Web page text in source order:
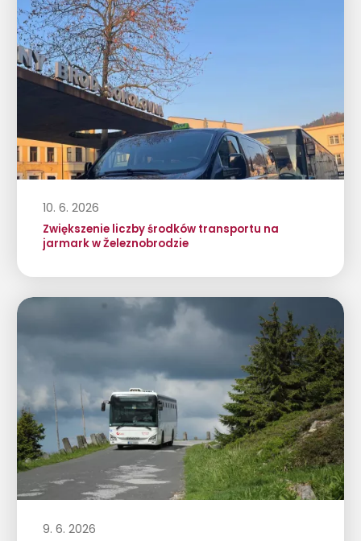
10. 6. 2026
Zwiększenie liczby środków transportu na
jarmark w Železnobrodzie
9. 6. 2026